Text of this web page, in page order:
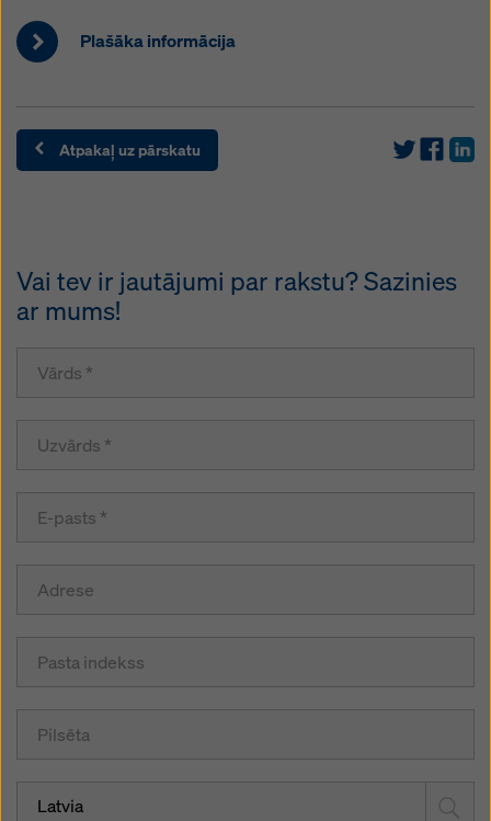
Plašāka informācija
Atpakaļ uz pārskatu
Vai tev ir jautājumi par rakstu? Sazinies
ar mums!
Latvia